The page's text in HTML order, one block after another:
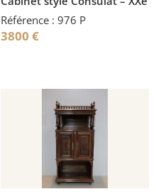
Référence : 976 P
3800 €